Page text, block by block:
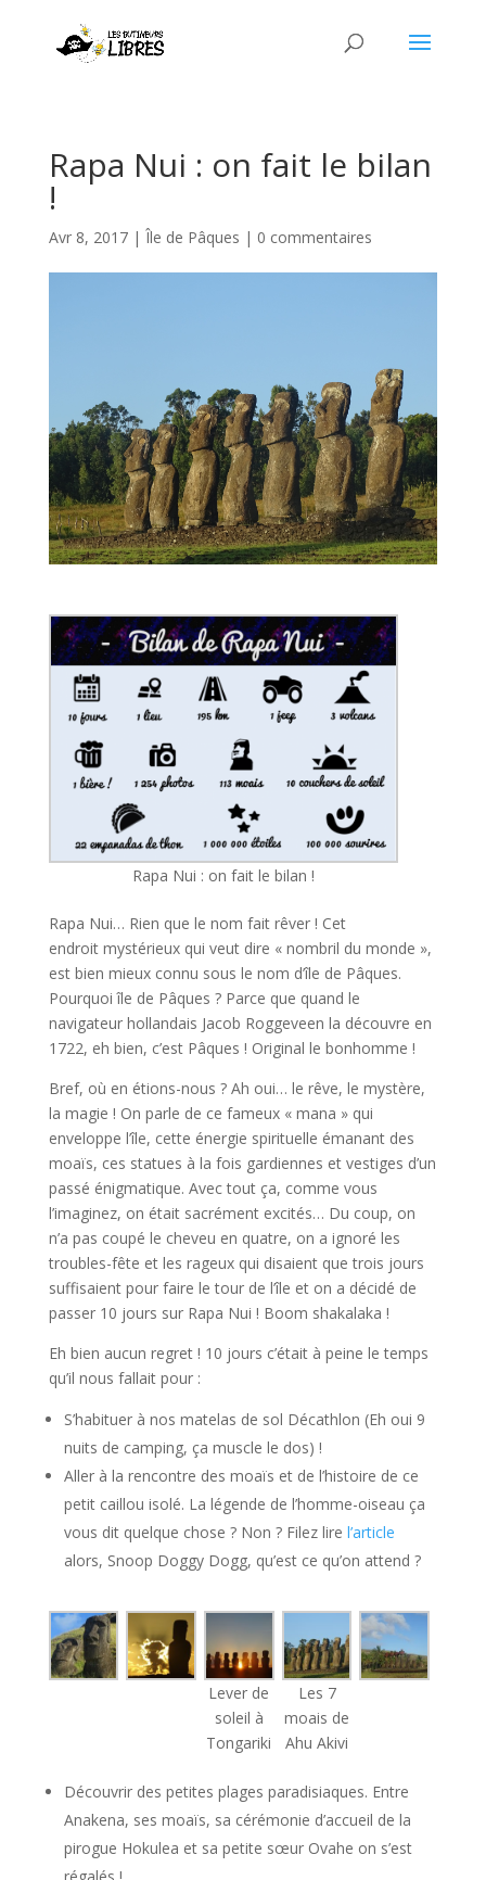
Rapa Nui : on fait le bilan
!
Avr 8, 2017| Île de Pâques | 0 commentaires
Rapa Nui : on fait le bilan !
Rapa Nui… Rien que le nom fait rêver ! Cet
endroit mystérieux qui veut dire « nombril du monde »,
est bien mieux connu sous le nom d’île de Pâques.
Pourquoi île de Pâques ? Parce que quand le
navigateur hollandais Jacob Roggeveen la découvre en
1722, eh bien, c’est Pâques ! Original le bonhomme !
Bref, où en étions-nous ? Ah oui… le rêve, le mystère,
la magie ! On parle de ce fameux « mana » qui
enveloppe l’île, cette énergie spirituelle émanant des
moaïs, ces statues à la fois gardiennes et vestiges d’un
passé énigmatique. Avec tout ça, comme vous
l’imaginez, on était sacrément excités… Du coup, on
n’a pas coupé le cheveu en quatre, on a ignoré les
troubles-fête et les rageux qui disaient que trois jours
suffisaient pour faire le tour de l’île et on a décidé de
passer 10 jours sur Rapa Nui ! Boom shakalaka !
Eh bien aucun regret ! 10 jours c’était à peine le temps
qu’il nous fallait pour :
S’habituer à nos matelas de sol Décathlon (Eh oui 9
nuits de camping, ça muscle le dos) !
Aller à la rencontre des moaïs et de l’histoire de ce
petit caillou isolé. La légende de l’homme-oiseau ça
vous dit quelque chose ? Non ? Filez lire l’article
alors, Snoop Doggy Dogg, qu’est ce qu’on attend ?
Lever de
soleil à
Tongariki
Les 7
moais de
Ahu Akivi
Découvrir des petites plages paradisiaques. Entre
Anakena, ses moaïs, sa cérémonie d’accueil de la
pirogue Hokulea et sa petite sœur Ovahe on s’est